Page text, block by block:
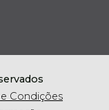
Condições